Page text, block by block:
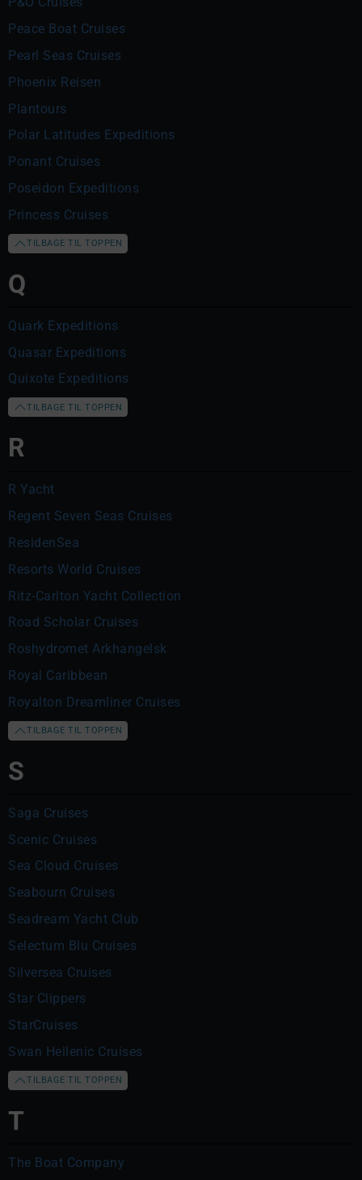
Peace Boat Cruises
Pearl Seas Cruises
Phoenix Reisen
Plantours
Polar Latitudes Expeditions
Ponant Cruises
Poseidon Expeditions
Princess Cruises
TILBAGE TIL TOPPEN
Q
Quark Expeditions
Quasar Expeditions
Quixote Expeditions
TILBAGE TIL TOPPEN
R
R Yacht
Regent Seven Seas Cruises
ResidenSea
Resorts World Cruises
Ritz-Carlton Yacht Collection
Road Scholar Cruises
Roshydromet Arkhangelsk
Royal Caribbean
Royalton Dreamliner Cruises
TILBAGE TIL TOPPEN
S
Saga Cruises
Scenic Cruises
Sea Cloud Cruises
Seabourn Cruises
Seadream Yacht Club
Selectum Blu Cruises
Silversea Cruises
Star Clippers
StarCruises
Swan Hellenic Cruises
TILBAGE TIL TOPPEN
T
The Boat Company